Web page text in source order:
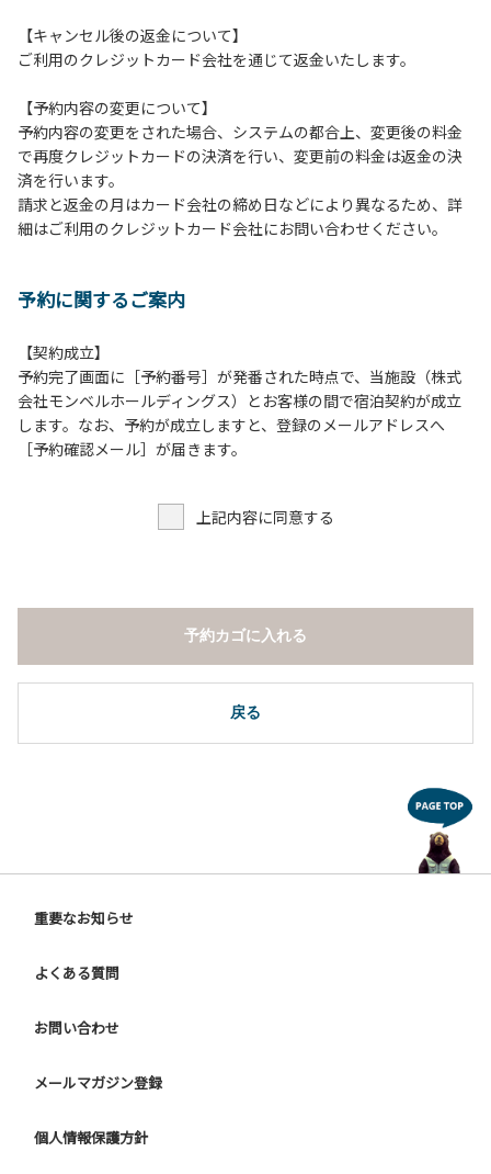
３.調度品などの持ち出しはしないでください。
４.ご訪問客とのコテージ内での面会はご遠慮願います。
６.周囲に迷惑となるような行為（夜間の大声での談笑等）や
他人に嫌悪感を与えるような行為はお止めください。
７.BBQ台（BBQコンロやグリル）は室内およびデッキ部分
は使用禁止です。使用の際は土面またはアスファルト面にて
床面から高さ60cm以上離してご利用ください。
８.炭火の利用後は炭の鎮火の確認をお願いいたします。
テントの設営、テーブル・椅子の持ち出しは禁止です。
【ロッジご利用上の注意事項ならびに禁止事項】
１.動物（ペット類）の同伴はご遠慮願います。
２.安全管理上、お子様の単独での行動はご遠慮ください。
３.調度品などの持ち出しはしないでください。
６.周囲に迷惑となるような行為（夜間の大声での談笑等）や
床面から高さ60cm以上離してご利用ください。
８.炭火の利用後は炭の鎮火の確認をお願いいたします。
９.BBQ台（BBQコンロやグリル）の貸出はございません。
10.駐車場や芝生スペースを含め、コテージ周辺でのタープ・
テントの設営、テーブル・椅子の持ち出しは禁止です。
２.安全管理上、お子様の単独での行動はご遠慮ください。
４.ご訪問客とのサイト内での面会はご遠慮願います。
６.周囲に迷惑となるような行為（夜間の大声での談笑等）や
７.BBQ台（BBQコンロやグリル）は床面から高さ60cm以上
さい。
９ ユニットハウス内のシンクでは、コンロや網などの洗浄は
【キャンセル後の返金について】
ご利用のクレジットカード会社を通じて返金いたします。
【予約内容の変更について】
予約内容の変更をされた場合、システムの都合上、変更後の料金
で再度クレジットカードの決済を行い、変更前の料金は返金の決
済を行います。
請求と返金の月はカード会社の締め日などにより異なるため、詳
細はご利用のクレジットカード会社にお問い合わせください。
予約に関するご案内
【契約成立】
予約完了画面に［予約番号］が発番された時点で、当施設（株式
会社モンベルホールディングス）とお客様の間で宿泊契約が成立
します。なお、予約が成立しますと、登録のメールアドレスへ
［予約確認メール］が届きます。
上記内容に同意する
戻る
予約カゴに入れる
重要なお知らせ
よくある質問
お問い合わせ
メールマガジン登録
個人情報保護方針